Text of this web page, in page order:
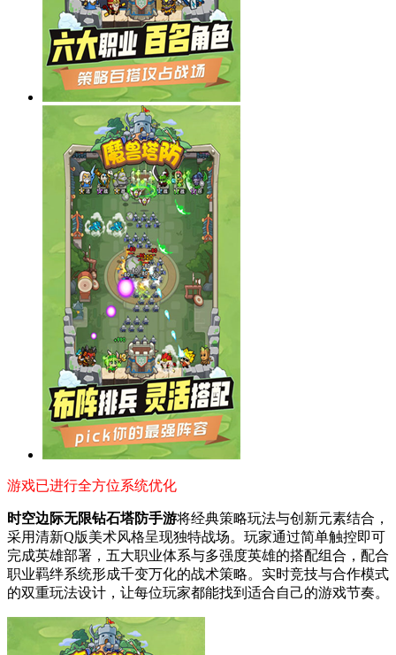
游戏已进行全方位系统优化
时空边际无限钻石塔防手游将经典策略玩法与创新元素结合，
采用清新Q版美术风格呈现独特战场。玩家通过简单触控即可
完成英雄部署，五大职业体系与多强度英雄的搭配组合，配合
职业羁绊系统形成千变万化的战术策略。实时竞技与合作模式
的双重玩法设计，让每位玩家都能找到适合自己的游戏节奏。